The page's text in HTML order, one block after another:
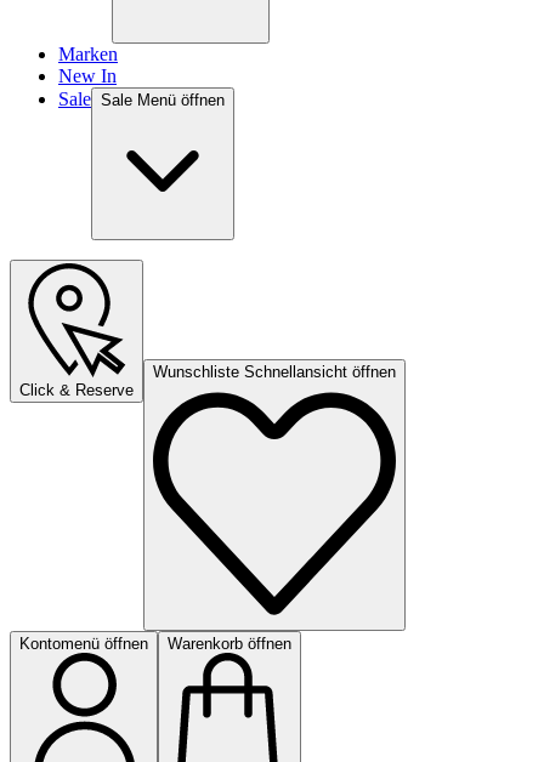
Marken
New In
Sale Sale Menü öffnen
Click & Reserve
Wunschliste Schnellansicht öffnen
Kontomenü öffnen Warenkorb öffnen